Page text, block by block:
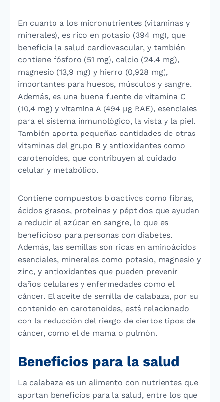
En cuanto a los micronutrientes (vitaminas y
minerales), es rico en potasio (394 mg), que
beneficia la salud cardiovascular, y también
contiene fósforo (51 mg), calcio (24.4 mg),
magnesio (13,9 mg) y hierro (0,928 mg),
importantes para huesos, músculos y sangre.
Además, es una buena fuente de vitamina C
(10,4 mg) y vitamina A (494 µg RAE), esenciales
para el sistema inmunológico, la vista y la piel.
También aporta pequeñas cantidades de otras
vitaminas del grupo B y antioxidantes como
carotenoides, que contribuyen al cuidado
celular y metabólico.
Contiene compuestos bioactivos como fibras,
ácidos grasos, proteínas y péptidos que ayudan
a reducir el azúcar en sangre, lo que es
beneficioso para personas con diabetes.
Además, las semillas son ricas en aminoácidos
esenciales, minerales como potasio, magnesio y
zinc, y antioxidantes que pueden prevenir
daños celulares y enfermedades como el
cáncer. El aceite de semilla de calabaza, por su
contenido en carotenoides, está relacionado
con la reducción del riesgo de ciertos tipos de
cáncer, como el de mama o pulmón.
Beneficios para la salud
La calabaza es un alimento con nutrientes que
aportan beneficios para la salud, entre los que